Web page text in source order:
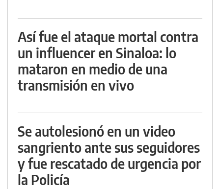
Así fue el ataque mortal contra
un influencer en Sinaloa: lo
mataron en medio de una
transmisión en vivo
Se autolesionó en un video
sangriento ante sus seguidores
y fue rescatado de urgencia por
la Policía